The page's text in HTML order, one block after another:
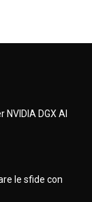
DGX AI
le sfide con